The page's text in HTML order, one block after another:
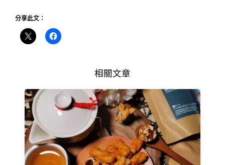
分享此文：
相關文章